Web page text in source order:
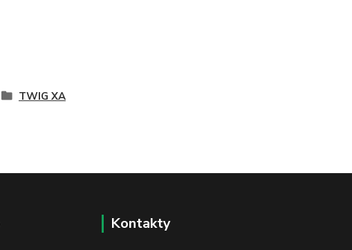
TWIG XA
Kontakty